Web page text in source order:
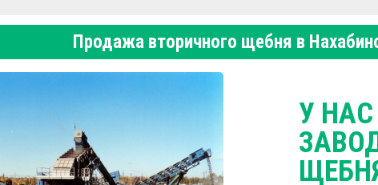
Продажа вторичного щебня в
У